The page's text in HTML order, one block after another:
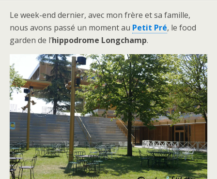
Le week-end dernier, avec mon frère et sa famille,
nous avons passé un moment au Petit Pré, le food
garden de l’hippodrome Longchamp.